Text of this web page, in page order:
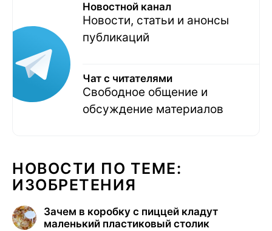
Новостной канал
Новости, статьи и анонсы
публикаций
Чат с читателями
Свободное общение и
обсуждение материалов
НОВОСТИ ПО ТЕМЕ:
ИЗОБРЕТЕНИЯ
Зачем в коробку с пиццей кладут
маленький пластиковый столик